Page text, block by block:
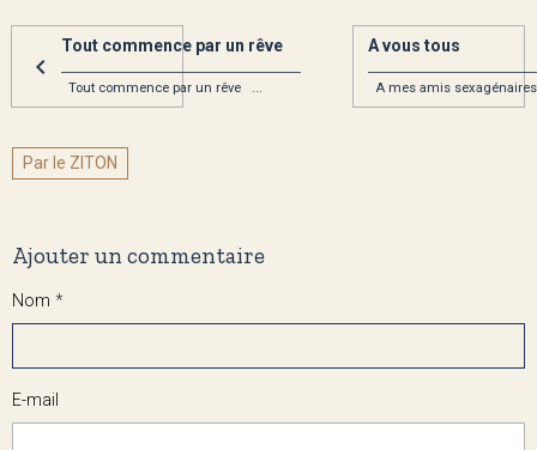
Tout commence par un rêve
Tout commence par un rêve ...
A vous tous
A mes amis
Par le ZITON
Ajouter un commentaire
Nom
E-mail